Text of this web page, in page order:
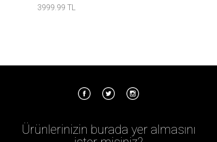
3999.99 TL
Ürünlerinizin burada yer almasını